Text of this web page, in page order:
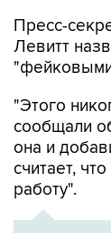
Пресс-
Левитт
"Этого
сообщали
она и
считает,
работу".